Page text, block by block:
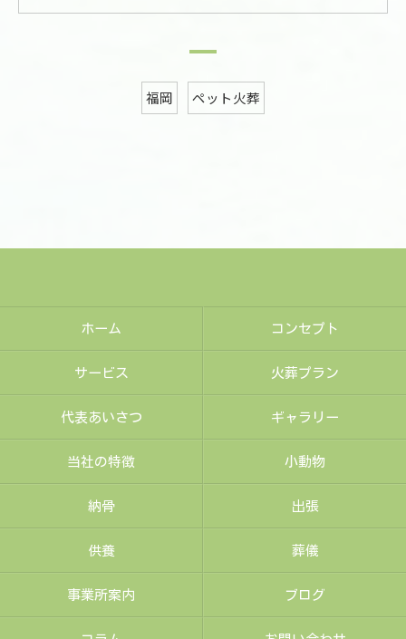
福岡 ペット火葬
ホーム コンセプト
サービス 火葬プラン
代表あいさつ ギャラリー
当社の特徴 小動物
納骨 出張
供養 葬儀
事業所案内 ブログ